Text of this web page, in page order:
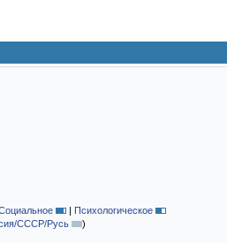
| Психологическое
СССР/Русь
)